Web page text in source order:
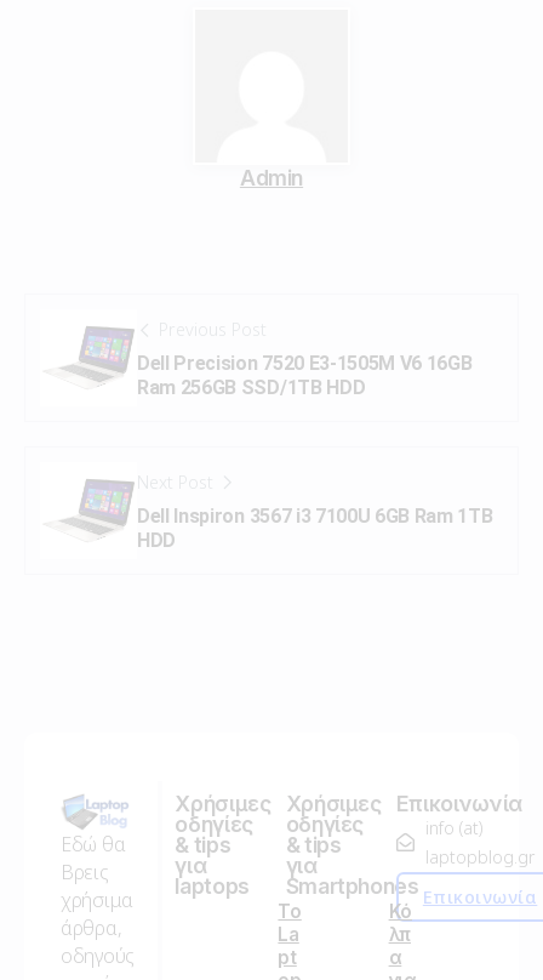
Admin
Previous Post
Dell Precision 7520 E3-1505M V6 16GB
Ram 256GB SSD/1TB HDD
Next Post
Dell Inspiron 3567 i3 7100U 6GB Ram 1TB
HDD
Εδώ θα
Βρεις
χρήσιμα
άρθρα,
οδηγούς
Χρήσιμες
οδηγίες
& tips
για
laptops
Το
La
pt
Χρήσιμες
οδηγίες
& tips
για
Smartphones
Κό
λπ
α
Επικοινωνία
info (at)
laptopblog.gr
Επικοινωνία